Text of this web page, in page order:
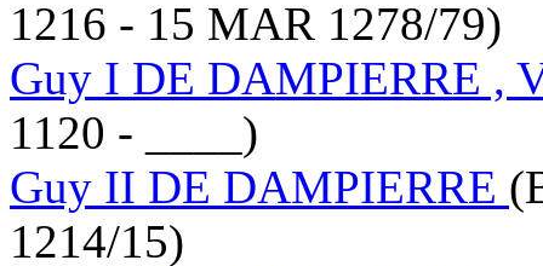
1216 - 15 MAR 1278/79)
Guy I DE DAMPIERRE ,
1120 - ____)
Guy II DE DAMPIERRE
1214/15)